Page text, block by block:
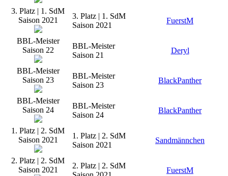
3. Platz | 1. SdM
Saison 2021
3. Platz | 1. SdM
Saison 2021
FuerstM
BBL-Meister
Saison 22
BBL-Meister
Saison 21
Deryl
BBL-Meister
Saison 23
BBL-Meister
Saison 23
BlackPanther
BBL-Meister
Saison 24
BBL-Meister
Saison 24
BlackPanther
1. Platz | 2. SdM
Saison 2021
1. Platz | 2. SdM
Saison 2021
Sandmännchen
2. Platz | 2. SdM
Saison 2021
2. Platz | 2. SdM
FuerstM